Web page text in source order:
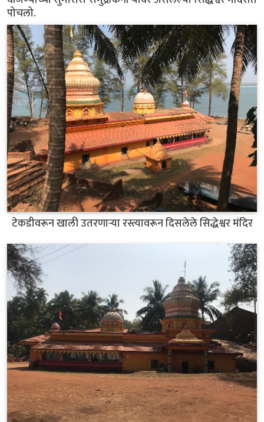
पोचलो.
टेकडीवरून खाली उतरणाऱ्या रस्त्यावरून दिसलेले सिद्धेश्वर मंदिर